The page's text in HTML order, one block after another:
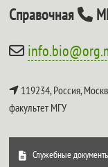
Справочная
119234, Россия,
факультет МГУ
Служебные